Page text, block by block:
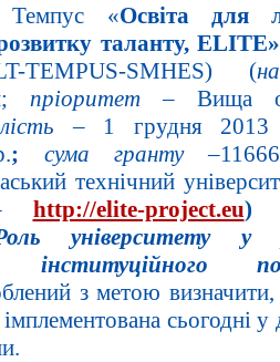
Темпус «Освіта для
таланту, ELITE
TEMPUS-SMHES) (
пріоритет – Вища
– 1 грудня
; сума гранту
технічний
http://elite-project.eu)
університету у
з метою визначити,
сьогодні у